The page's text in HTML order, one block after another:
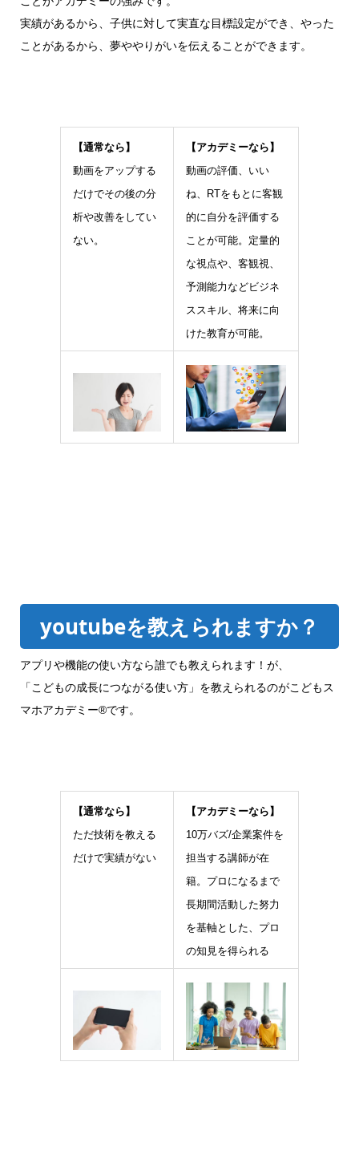
実績があるから、子供に対して実直な目標設定ができ、やった
ことがあるから、夢ややりがいを伝えることができます。
【通常なら】
動画をアップする
だけでその後の分
析や改善をしてい
ない。
【アカデミーなら】
動画の評価、いい
ね、RTをもとに客観
的に自分を評価する
ことが可能。定量的
な視点や、客観視、
予測能力などビジネ
ススキル、将来に向
けた教育が可能。
youtubeを教えられますか？
アプリや機能の使い方なら誰でも教えられます！が、
「こどもの成長につながる使い方」を教えられるのがこどもス
マホアカデミー®です。
【通常なら】
ただ技術を教える
だけで実績がない
【アカデミーなら】
10万バズ/企業案件を
担当する講師が在
籍。プロになるまで
長期間活動した努力
を基軸とした、プロ
の知見を得られる